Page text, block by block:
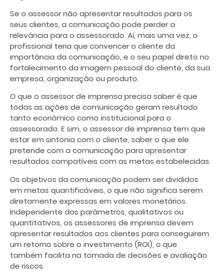
Se o assessor não apresentar resultados para os
seus clientes, a comunicação pode perder a
relevância para o assessorado. Aí, mais uma vez, o
profissional teria que convencer o cliente da
importância da comunicação, e o seu papel direto no
fortalecimento da imagem pessoal do cliente, da sua
empresa, organização ou produto.
O que o assessor de imprensa precisa saber é que
todas as ações de comunicação geram resultado
tanto econômico como institucional para o
assessorado. E sim, o assessor de imprensa tem que
estar em sintonia com o cliente, saber o que ele
pretende com a comunicação para apresentar
resultados compatíveis com as metas estabelecidas.
Os objetivos da comunicação podem ser divididos
em metas quantificáveis, o que não significa serem
diretamente expressas em valores monetários.
Independente dos parâmetros, qualitativos ou
quantitativos, os assessores de imprensa devem
apresentar resultados aos clientes para conseguirem
um retorno sobre o investimento (ROI), o que
também facilita na tomada de decisões e avaliação
de riscos.